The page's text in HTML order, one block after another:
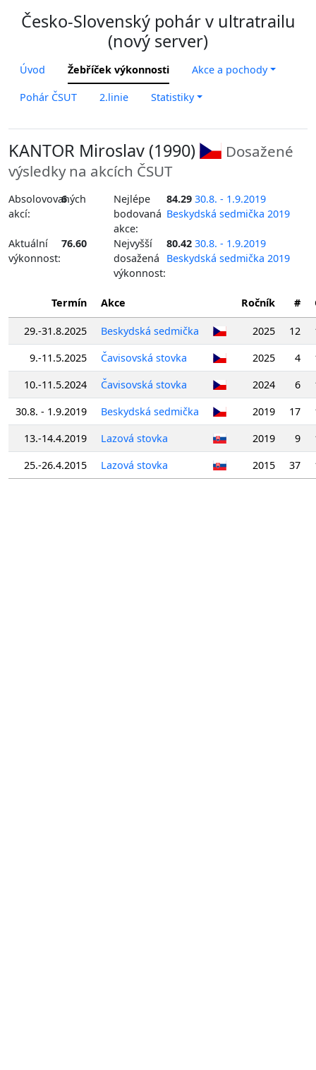
Česko-Slovenský pohár v ultratrailu
(nový server)
Úvod Žebříček výkonnosti Akce a pochody
Pohár ČSUT 2.linie Statistiky
KANTOR Miroslav (1990)
Dosažené
výsledky na akcích ČSUT
Absolovovaných
akcí:
6
Nejlépe
bodovaná
akce:
84.29 30.8. - 1.9.2019
Beskydská sedmička 2019
Aktuální
výkonnost:
76.60
Nejvyšší
dosažená
výkonnost:
80.42 30.8. - 1.9.2019
Beskydská sedmička 2019
Termín Akce Ročník #
29.-31.8.2025 Beskydská sedmička 2025 12
9.-11.5.2025
Čavisovská stovka 2025 4
10.-11.5.2024
Čavisovská stovka 2024 6
30.8. - 1.9.2019
Beskydská sedmička 2019 17
13.-14.4.2019
Lazová stovka 2019 9
25.-26.4.2015
Lazová stovka 2015 37